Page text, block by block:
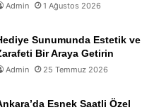
Admin 1 Ağustos 2026
Sunumunda Estetik ve
Bir Araya Getirin
Admin 25 Temmuz 2026
Esnek Saatli Özel